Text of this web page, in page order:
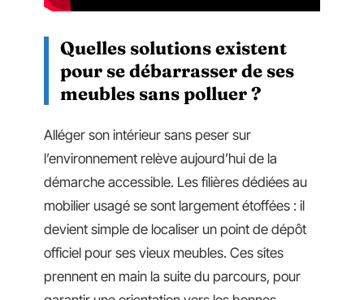
Quelles solutions existent
pour se débarrasser de ses
meubles sans polluer ?
Alléger son intérieur sans peser sur
l’environnement relève aujourd’hui de la
démarche accessible. Les filières dédiées au
mobilier usagé se sont largement étoffées : il
devient simple de localiser un point de dépôt
officiel pour ses vieux meubles. Ces sites
prennent en main la suite du parcours, pour